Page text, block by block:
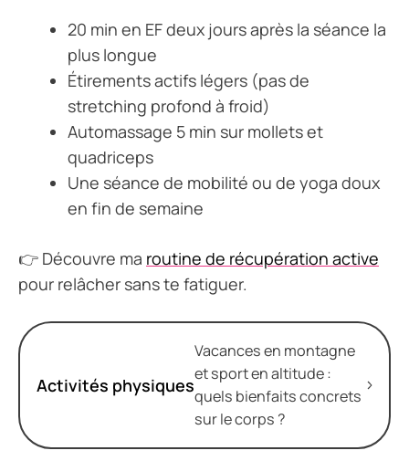
20 min en EF deux jours après la séance la
plus longue
Étirements actifs légers (pas de
stretching profond à froid)
Automassage 5 min sur mollets et
quadriceps
Une séance de mobilité ou de yoga doux
en fin de semaine
👉 Découvre ma routine de récupération active
pour relâcher sans te fatiguer.
Activités physiques
Vacances en montagne
et sport en altitude :
quels bienfaits concrets
sur le corps ?